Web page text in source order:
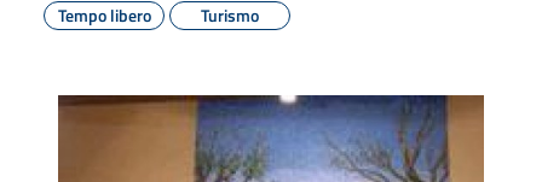
Tempo libero
Turismo